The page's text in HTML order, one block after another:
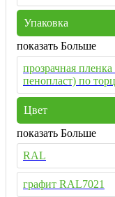
Упаковка
показать Больше
прозрачная
пенопласт) по
Цвет
показать Больше
RAL
графит RAL7021